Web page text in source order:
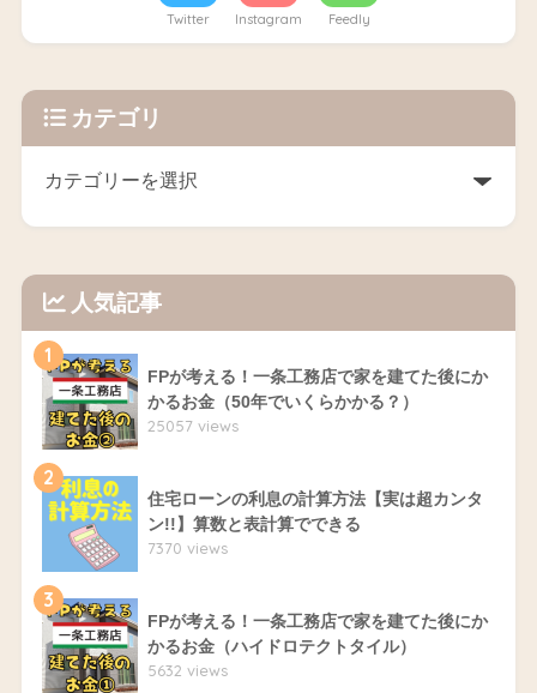
Twitter Instagram Feedly
カテゴリ
人気記事
1
FPが考える！一条工務店で家を建てた後にか
かるお金（50年でいくらかかる？）
25057 views
2
住宅ローンの利息の計算方法【実は超カンタ
ン!!】算数と表計算でできる
7370 views
3
FPが考える！一条工務店で家を建てた後にか
かるお金（ハイドロテクトタイル）
5632 views